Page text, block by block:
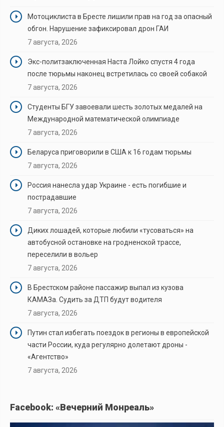
Мотоциклиста в Бресте лишили прав на год за опасный
обгон. Нарушение зафиксировал дрон ГАИ
7 августа, 2026
Экс-политзаключенная Наста Лойко спустя 4 года
после тюрьмы наконец встретилась со своей собакой
7 августа, 2026
Студенты БГУ завоевали шесть золотых медалей на
Международной математической олимпиаде
7 августа, 2026
Беларуса приговорили в США к 16 годам тюрьмы
7 августа, 2026
Россия нанесла удар Украине - есть погибшие и
пострадавшие
7 августа, 2026
Диких лошадей, которые любили «тусоваться» на
автобусной остановке на гродненской трассе,
переселили в вольер
7 августа, 2026
В Брестском районе пассажир выпал из кузова
КАМАЗа. Судить за ДТП будут водителя
7 августа, 2026
Путин стал избегать поездок в регионы в европейской
части России, куда регулярно долетают дроны -
«Агентство»
7 августа, 2026
Facebook: «Вечерний Монреаль»